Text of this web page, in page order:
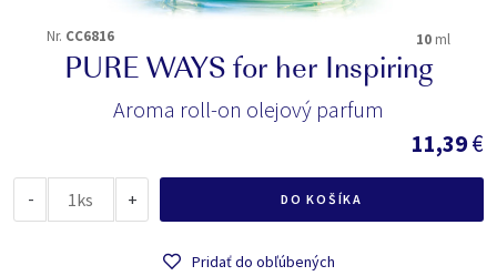
Nr. CC6816 10 ml
PURE WAYS for her Inspiring
Aroma roll-on olejový parfum
11,39€
- ks + DO KOŠÍKA
Pridať do obľúbených